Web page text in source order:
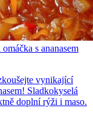
s ananasem
vynikající
Sladkokyselá
doplní rýži i maso.